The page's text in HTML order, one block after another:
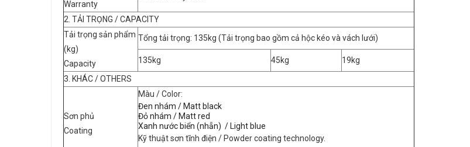
Warranty
2. TẢI TRỌNG / CAPACITY
Tải trọng sản phẩm
(kg)
Capacity
Tổng tải trọng: 135kg (Tải trọng bao gồm cả hộc kéo và vách lưới)
135kg 45kg
19kg
3. KHÁC / OTHERS
Sơn phủ
Coating
Màu / Color:
Đen nhám / Matt black
Đỏ nhám / Matt red
Xanh nước biển (nhẵn) / Light blue
Kỹ thuật sơn tĩnh điện / Powder coating technology.